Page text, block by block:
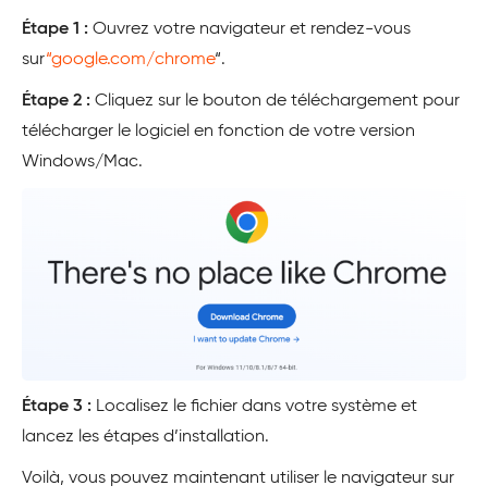
Étape 1 : Ouvrez votre navigateur et rendez-vous
sur“google.com/chrome“.
Étape 2 : Cliquez sur le bouton de téléchargement pour
télécharger le logiciel en fonction de votre version
Windows/Mac.
Étape 3 : Localisez le fichier dans votre système et
lancez les étapes d’installation.
Voilà, vous pouvez maintenant utiliser le navigateur sur